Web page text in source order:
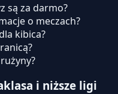
są za darmo?
o meczach?
kibica?
i niższe ligi